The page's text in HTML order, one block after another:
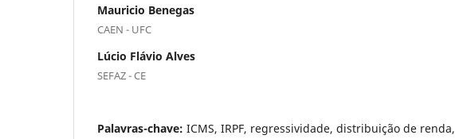
Mauricio Benegas
CAEN - UFC
Lúcio Flávio Alves
SEFAZ - CE
Palavras-chave: ICMS, IRPF, regressividade, distribuição de renda,